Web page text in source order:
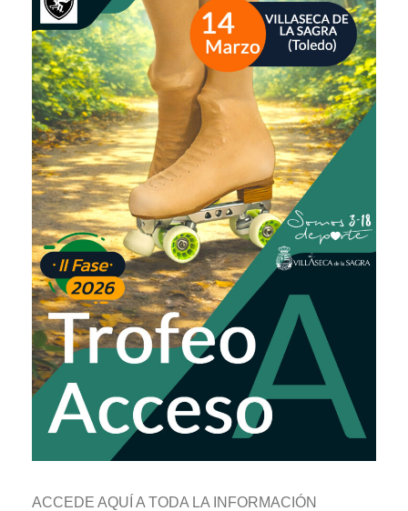
ACCEDE AQUÍ A TODA LA INFORMACIÓN